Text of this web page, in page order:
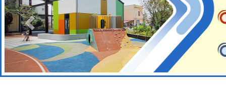
本校115學年度第2次